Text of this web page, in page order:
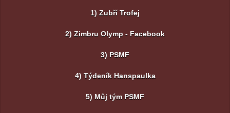
1) Zubří Trofej
2) Zimbru Olymp - Facebook
3) PSMF
4) Týdeník Hanspaulka
5) Můj tým PSMF